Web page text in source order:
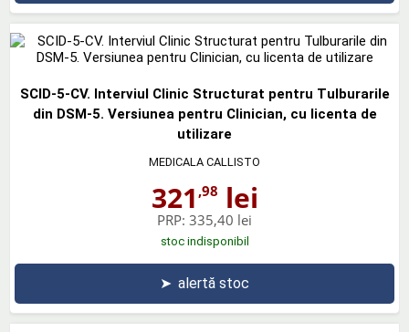
SCID-5-CV. Interviul Clinic Structurat pentru Tulburarile
din DSM-5. Versiunea pentru Clinician, cu licenta de
utilizare
MEDICALA CALLISTO
321 ,98 lei
PRP: 335,40 lei
stoc indisponibil
➤ alertă stoc